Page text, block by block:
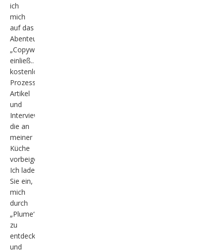
ich
mich
auf das
Abenteuer
„Copywriting“
einließ..
kostenloser
Prozess,
Artikel
und
Interviews,
die an
meiner
Küche
vorbeigehen,
Ich lade
Sie ein,
mich
durch
„Plume“
zu
entdecken
und